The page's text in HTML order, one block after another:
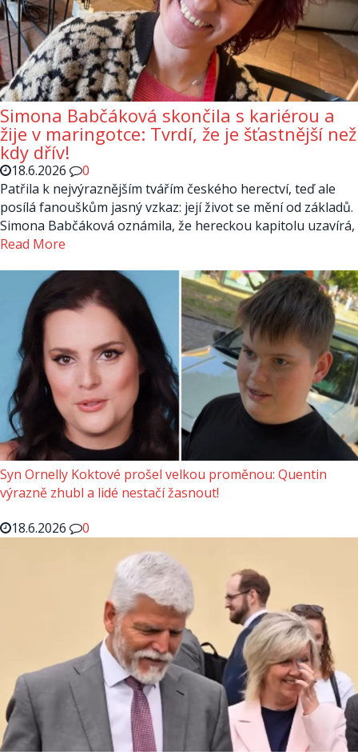
Simona Babčáková skončila s kariérou a
žije v maringotce: Tvrdí, že je šťastnější než
kdy dřív!
18.6.2026
0
Patřila k nejvýraznějším tvářím českého herectví, teď ale
posílá fanouškům jasný vzkaz: její život se mění od základů.
Simona Babčáková oznámila, že hereckou kapitolu uzavírá,
Read More
Syn Ornelly Koktové prošel velkou proměnou: Quentin
výrazně zhubl a lidé nestačí žasnout!
18.6.2026
0